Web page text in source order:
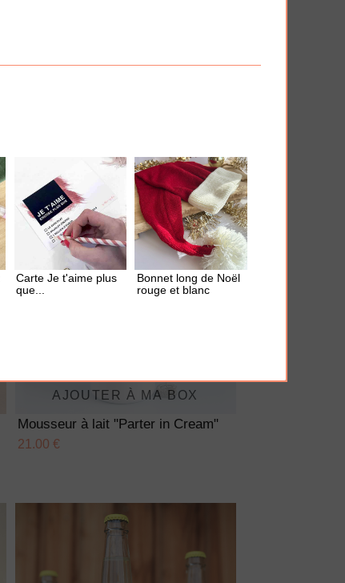
Carte Je t'aime plus
que...
Bonnet long de Noël
rouge et blanc
AJOUTER À MA BOX
Mousseur à lait "Parter in Cream"
21.00 €